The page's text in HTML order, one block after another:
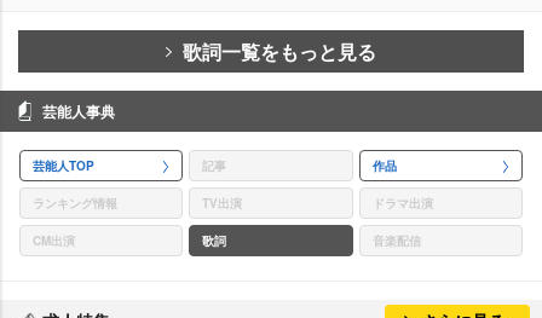
歌詞一覧をもっと見る
芸能人事典
芸能人TOP 記事 作品
ランキング情報 TV出演 ドラマ出演
CM出演 歌詞 音楽配信